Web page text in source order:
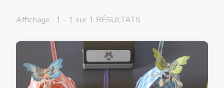
Affichage : 1 - 1 sur 1 RÉSULTATS